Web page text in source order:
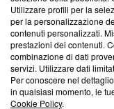
Informativa Privacy
Cookie Policy
Blasting SA, IDI
Lugano (Svizzera)
Utilizzare profili per la
per la personalizzazione
contenuti personalizzati.
prestazioni dei contenuti.
combinazione di dati
servizi. Utilizzare dati
Per conoscere nel
in qualsiasi momento, le
Cookie Policy.